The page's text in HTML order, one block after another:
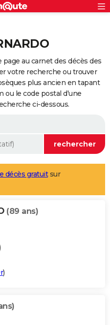
au carnet des décès des
votre recherche ou trouver
plus ancien en tapant
ou le code postal d'une
ci-dessous.
décès gratuitsur
(89 ans)
)